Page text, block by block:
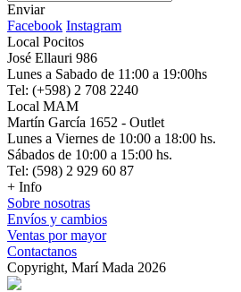
Enviar
Facebook Instagram
Local Pocitos
José Ellauri 986
Lunes a Sabado de 11:00 a 19:00hs
Tel: (+598) 2 708 2240
Local MAM
Martín García 1652 - Outlet
Lunes a Viernes de 10:00 a 18:00 hs.
Sábados de 10:00 a 15:00 hs.
Tel: (598) 2 929 60 87
+ Info
Sobre nosotras
Envíos y cambios
Ventas por mayor
Contactanos
Copyright, Marí Mada 2026